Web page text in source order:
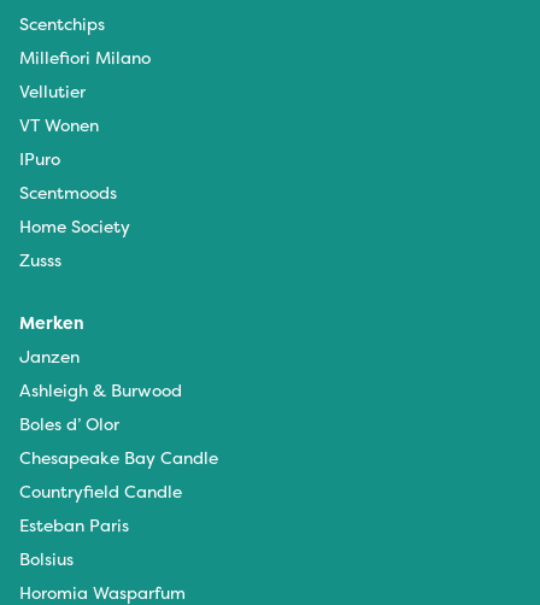
Scentchips
Millefiori Milano
Vellutier
VT Wonen
IPuro
Scentmoods
Home Society
Zusss
Merken
Janzen
Ashleigh & Burwood
Boles d’ Olor
Chesapeake Bay Candle
Countryfield Candle
Esteban Paris
Bolsius
Horomia Wasparfum